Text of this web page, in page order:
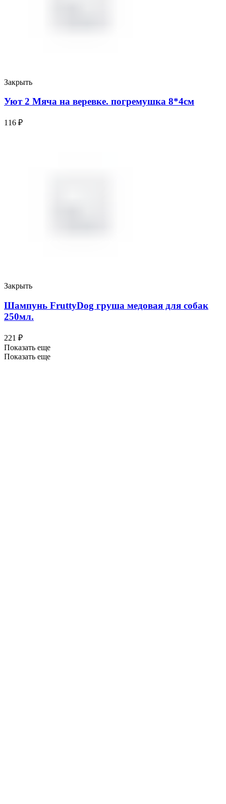
Закрыть
Уют 2 Мяча на веревке. погремушка 8*4см
116 ₽
Закрыть
Шампунь FruttyDog груша медовая для собак
250мл.
221 ₽
Показать еще
Показать еще